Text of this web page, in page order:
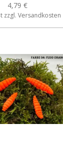
4,79 €
zzgl. Versandkosten